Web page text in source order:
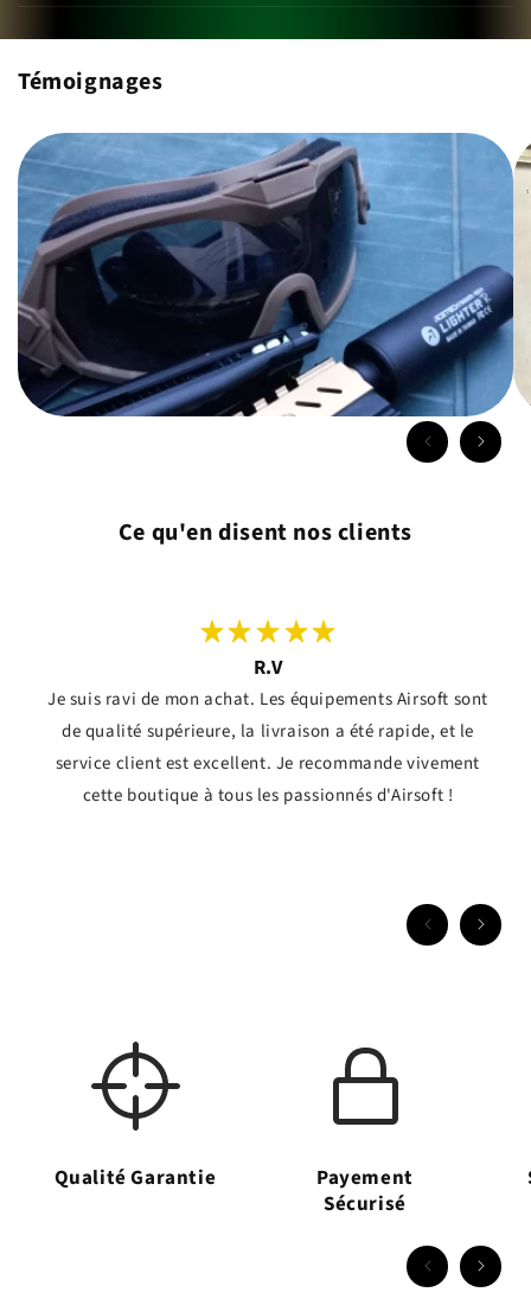
Témoignages
Ce qu'en disent nos clients
R.V
Je suis ravi de mon achat. Les équipements Airsoft sont
de qualité supérieure, la livraison a été rapide, et le
service client est excellent. Je recommande vivement
cette boutique à tous les passionnés d'Airsoft !
Qualité Garantie
Payement
Sécurisé